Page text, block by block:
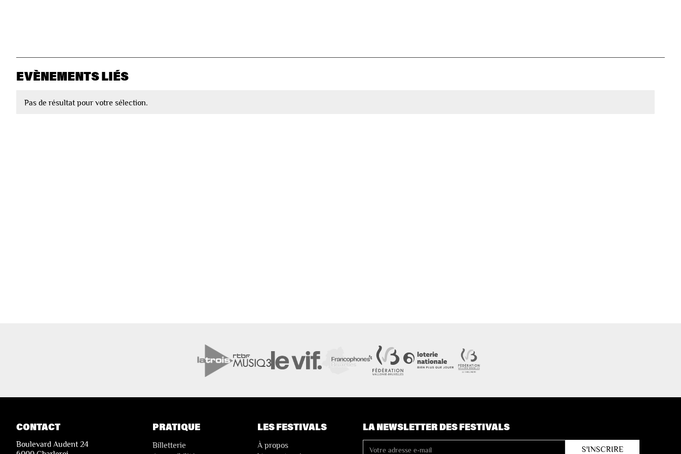
EVÈNEMENTS LIÉS
Pas de résultat pour votre sélection.
CONTACT
Boulevard Audent 24
PRATIQUE
Billetterie
LES FESTIVALS
À propos
LA NEWSLETTER DES FESTIVALS